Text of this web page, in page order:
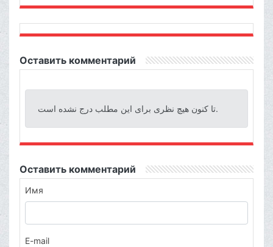
Оставить комментарий
تا کنون هیچ نظری برای این مطلب درج نشده است.
Оставить комментарий
Имя
E-mail